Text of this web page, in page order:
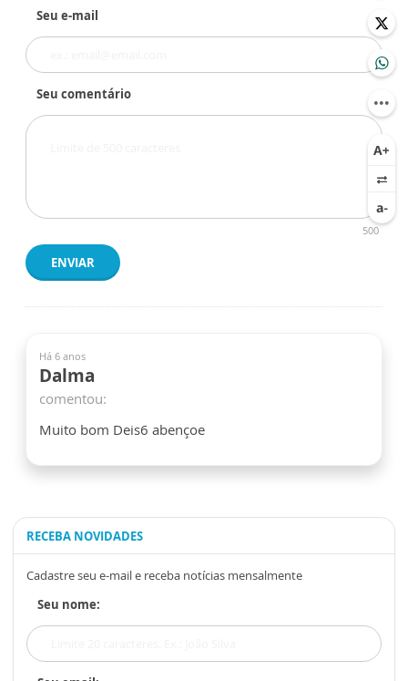
Seu e-mail
Seu comentário
500
ENVIAR
Há 6 anos
Dalma
comentou:
Muito bom Deis6 abençoe
RECEBA NOVIDADES
Cadastre seu e-mail e receba notícias mensalmente
Seu nome: